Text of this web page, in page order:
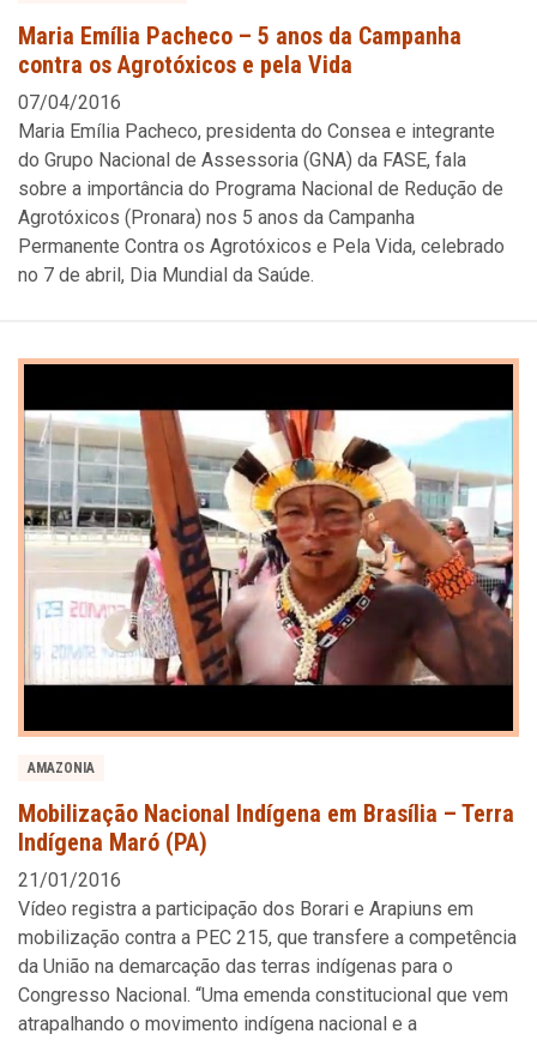
Maria Emília Pacheco – 5 anos da Campanha
contra os Agrotóxicos e pela Vida
07/04/2016
Maria Emília Pacheco, presidenta do Consea e integrante
do Grupo Nacional de Assessoria (GNA) da FASE, fala
sobre a importância do Programa Nacional de Redução de
Agrotóxicos (Pronara) nos 5 anos da Campanha
Permanente Contra os Agrotóxicos e Pela Vida, celebrado
no 7 de abril, Dia Mundial da Saúde.
AMAZONIA
Mobilização Nacional Indígena em Brasília – Terra
Indígena Maró (PA)
21/01/2016
Vídeo registra a participação dos Borari e Arapiuns em
mobilização contra a PEC 215, que transfere a competência
da União na demarcação das terras indígenas para o
Congresso Nacional. “Uma emenda constitucional que vem
atrapalhando o movimento indígena nacional e a